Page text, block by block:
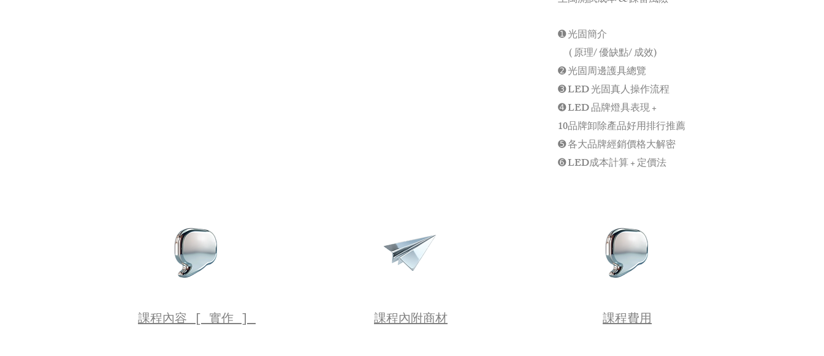
➊ 光固簡介
( 原理/ 優缺點/ 成效)
➋ 光固周邊護具總覽
➌ LED 光固真人操作流程
➍ LED 品牌燈具表現 +
10品牌卸除產品好用排行推薦
➎ 各大品牌經銷價格大解密
➏ LED成本計算 + 定價法
課程內容 [ 實作 ] 課程內附商材 ​課程費用